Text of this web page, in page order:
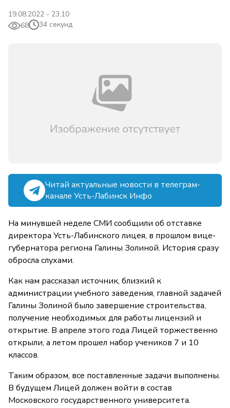
19.08.2022 - 23:10
68
34 секунд
Читай актуальные новости в телеграм-
канале Усть-Лабинск Инфо
На минувшей неделе СМИ сообщили об отставке
директора Усть-Лабинского лицея, в прошлом вице-
губернатора региона Галины Золиной. История сразу
обросла слухами.
Как нам рассказал источник, близкий к
администрации учебного заведения, главной задачей
Галины Золиной было завершение строительства,
получение необходимых для работы лицензий и
открытие. В апреле этого года Лицей торжественно
открыли, а летом прошел набор учеников 7 и 10
классов.
Таким образом, все поставленные задачи выполнены.
В будущем Лицей должен войти в состав
Московского государственного университета.